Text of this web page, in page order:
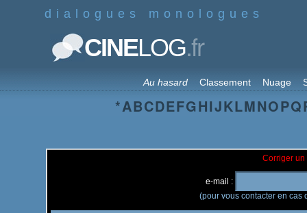
dialogues monologues
CINELOG.fr
Au hasard Classement Nuage
*ABCDEFGHIJKLMNOPQ
Corriger un
e-mail :
(pour vous contacter en cas